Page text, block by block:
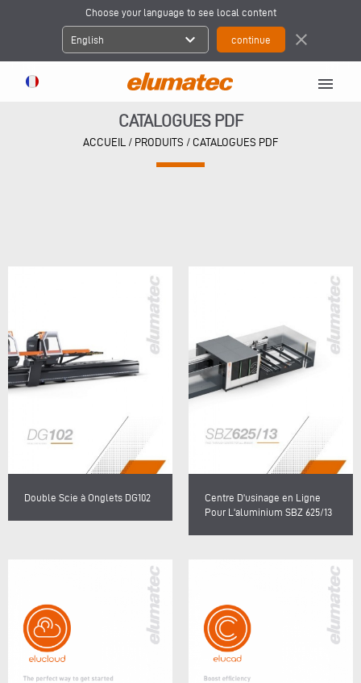
Choose your language to see local content
English expand_more close
menu
CATALOGUES PDF
ACCUEIL/ PRODUITS / CATALOGUES PDF
Double Scie à Onglets DG102
Centre D'usinage en Ligne
Pour L'aluminium SBZ 625/13